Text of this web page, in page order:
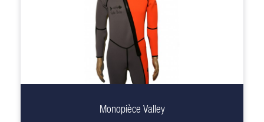
+
Monopièce Valley